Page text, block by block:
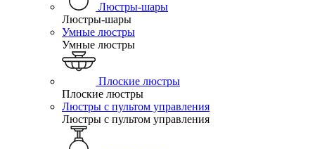
Люстры-шары
Люстры-шары
Умные люстры
Умные люстры
Плоские люстры
Плоские люстры
Люстры с пультом управления
Люстры с пультом управления